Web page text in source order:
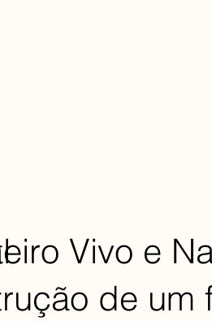
Vivo e
de um